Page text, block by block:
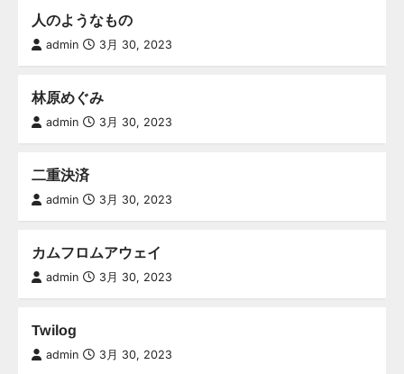
人のようなもの
admin 3月 30, 2023
林原めぐみ
admin 3月 30, 2023
二重決済
admin 3月 30, 2023
カムフロムアウェイ
admin 3月 30, 2023
Twilog
admin 3月 30, 2023